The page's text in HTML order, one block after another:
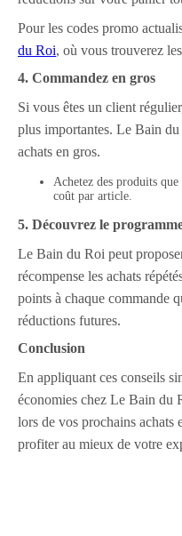
Pour les codes promo
du Roi, où vous trouverez
4. Commandez en gros
Si vous êtes un client
plus importantes. Le Bain
achats en gros.
Achetez des produits
coût par article.
5. Découvrez le
Le Bain du Roi peut
récompense les achats
points à chaque commande
réductions futures.
Conclusion
En appliquant ces conseils
économies chez Le Bain du
lors de vos prochains achats
profiter au mieux de votre